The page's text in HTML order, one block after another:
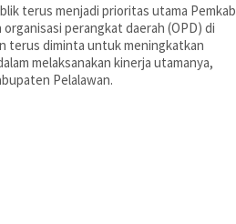
terus menjadi prioritas utama Pemkab
perangkat daerah (OPD) di
terus diminta untuk meningkatkan
melaksanakan kinerja utamanya,
Pelalawan.